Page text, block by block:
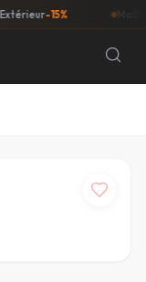
-15% Maillot